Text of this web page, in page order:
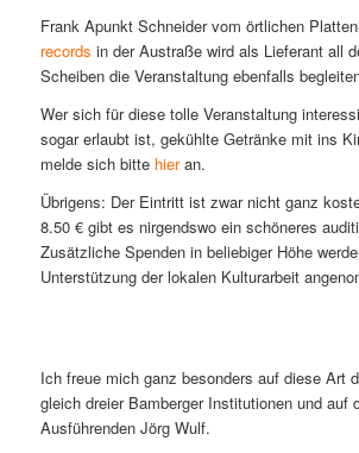
Frank Apunkt Schneider vom örtlichen
records in der Austraße wird als Lieferant all
Scheiben die Veranstaltung ebenfalls
Wer sich für diese tolle Veranstaltung
sogar erlaubt ist, gekühlte Getränke mit ins
melde sich bitte hieran.
Übrigens: Der Eintritt ist zwar nicht ganz
8.50 € gibt es nirgendswo ein schöneres
Zusätzliche Spenden in beliebiger Höhe
Unterstützung der lokalen Kulturarbeit
Ich freue mich ganz besonders auf diese Art
gleich dreier Bamberger Institutionen und auf
Ausführenden Jörg Wulf.